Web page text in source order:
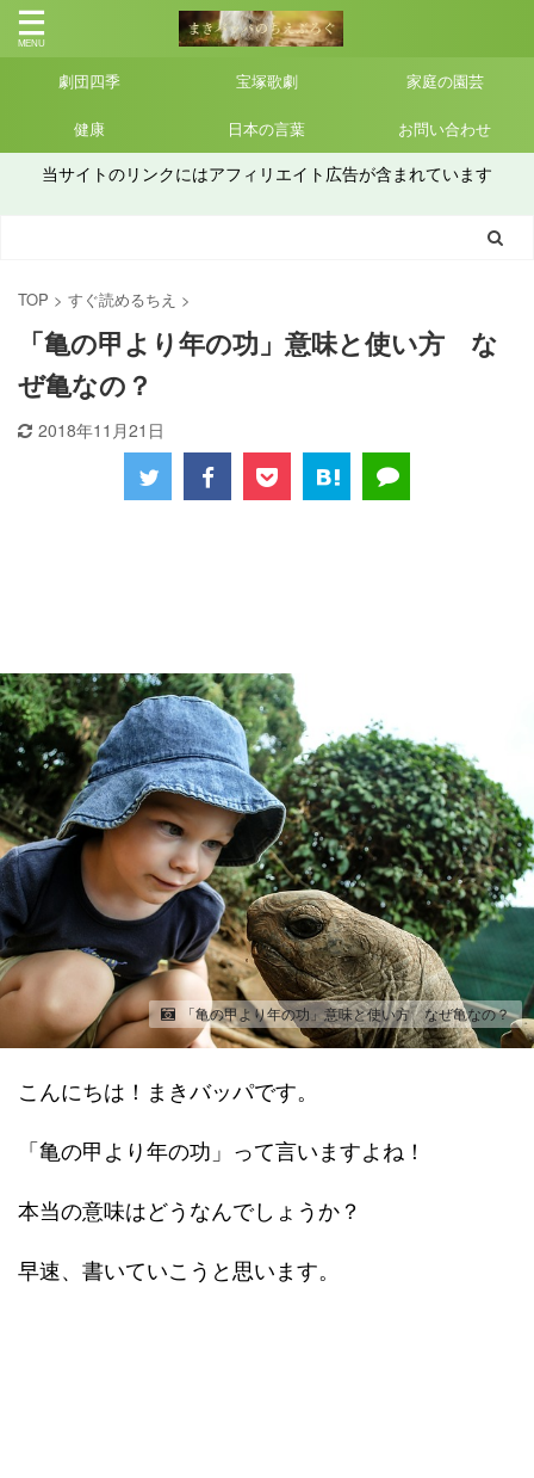
劇団四季 宝塚歌劇 家庭の園芸
健康 日本の言葉 お問い合わせ
当サイトのリンクにはアフィリエイト広告が含まれています
TOP > すぐ読めるちえ >
「亀の甲より年の功」意味と使い方 な
ぜ亀なの？
2018年11月21日
「亀の甲より年の功」意味と使い方 なぜ亀なの？
こんにちは！まきバッパです。
「亀の甲より年の功」って言いますよね！
本当の意味はどうなんでしょうか？
早速、書いていこうと思います。